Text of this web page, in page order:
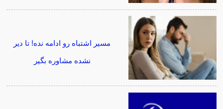
مسیر اشتباه رو ادامه نده! تا دیر
نشده مشاوره بگیر